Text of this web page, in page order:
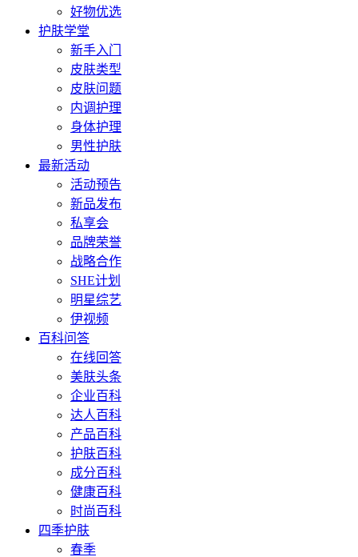
好物优选
护肤学堂
新手入门
皮肤类型
皮肤问题
内调护理
身体护理
男性护肤
最新活动
活动预告
新品发布
私享会
品牌荣誉
战略合作
SHE计划
明星综艺
伊视频
百科问答
在线回答
美肤头条
企业百科
达人百科
产品百科
护肤百科
成分百科
健康百科
时尚百科
四季护肤
春季